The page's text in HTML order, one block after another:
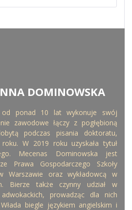
DOMINOWSKA
od ponad 10 lat wykonuje swój
zawodowe łączy z pogłębioną
podczas pisania doktoratu,
W 2019 roku uzyskała tytuł
Mecenas Dominowska jest
Prawa Gospodarczego Szkoły
Warszawie oraz wykładowcą w
Bierze także czynny udział w
prowadząc dla nich
biegle językiem angielskim i